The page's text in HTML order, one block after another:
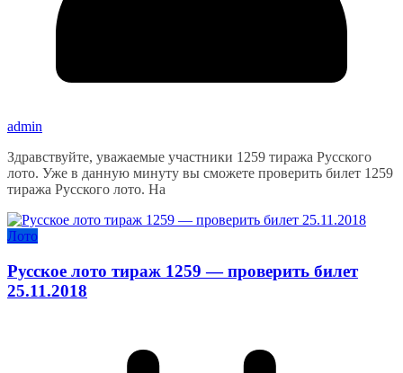
admin
Здравствуйте, уважаемые участники 1259 тиража Русского
лото. Уже в данную минуту вы сможете проверить билет 1259
тиража Русского лото. На
Лото
Русское лото тираж 1259 — проверить билет
25.11.2018